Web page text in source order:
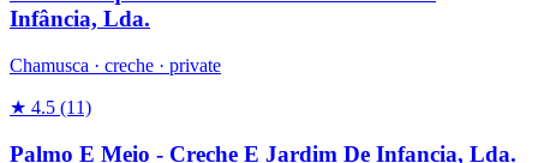
Infância, Lda.
Chamusca · creche · private
★ 4.5 (11)
Palmo E Meio - Creche E Jardim De Infancia, Lda.